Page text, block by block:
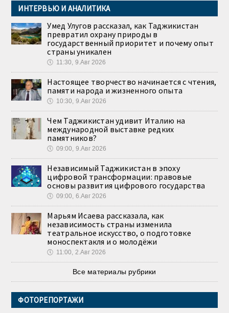
ИНТЕРВЬЮ И АНАЛИТИКА
Умед Улугов рассказал, как Таджикистан
превратил охрану природы в
государственный приоритет и почему опыт
страны уникален
🕔 11:30, 9.Авг 2026
Настоящее творчество начинается с чтения,
памяти народа и жизненного опыта
🕔 10:30, 9.Авг 2026
Чем Таджикистан удивит Италию на
международной выставке редких
памятников?
🕔 09:00, 9.Авг 2026
Независимый Таджикистан в эпоху
цифровой трансформации: правовые
основы развития цифрового государства
🕔 09:00, 6.Авг 2026
Марьям Исаева рассказала, как
независимость страны изменила
театральное искусство, о подготовке
моноспектакля и о молодёжи
🕔 11:00, 2.Авг 2026
Все материалы рубрики
ФОТОРЕПОРТАЖИ